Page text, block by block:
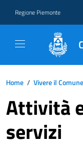
Regione Piemonte
Home / Vivere il Comune
Attività
servizi